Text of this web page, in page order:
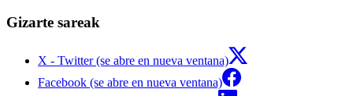
Gizarte sareak
X - Twitter (se abre en nueva ventana)
Facebook (se abre en nueva ventana)